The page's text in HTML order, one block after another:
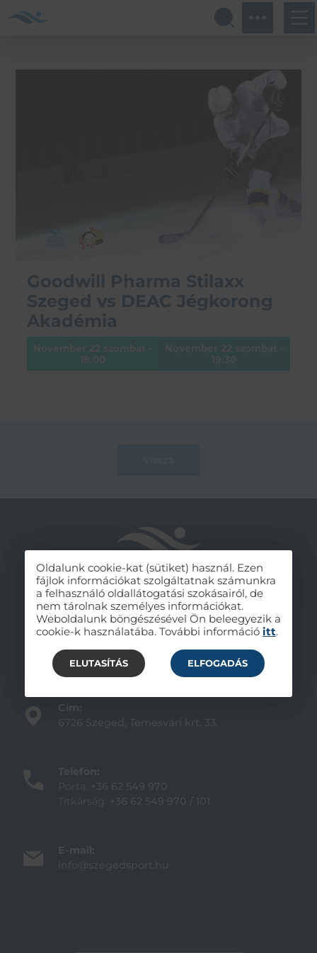
Goodwill Pharma Stilaxx
Szeged vs DEAC Jégkorong
Akadémia
November 22 szombat -
18:00
November 22 szombat -
19:30
Cím:
6726 Szeged, Temesvári krt. 33.
Telefon:
Porta:
+36 62 549 970
Titkárság:
+36 62 549 970 / 101
E-mail:
info@szegedsport.hu
Oldalunk cookie-kat (sütiket) használ. Ezen
fájlok információkat szolgáltatnak számunkra
a felhasználó oldallátogatási szokásairól, de
nem tárolnak személyes információkat.
Weboldalunk böngészésével Ön beleegyezik a
cookie-k használatába. További információ itt.
ELUTASÍTÁS ELFOGADÁS